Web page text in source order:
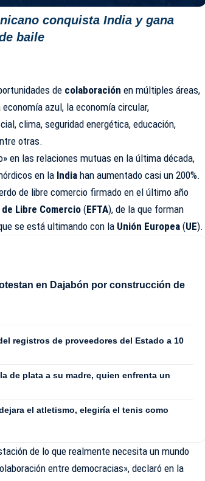
conquista India y gana
baile
de colaboración en múltiples áreas,
azul, la economía circular,
clima, seguridad energética, educación,
otras.
en las relaciones mutuas en la última década,
en la India han aumentado casi un 200%.
de libre comercio firmado en el último año
Libre Comercio(EFTA), de la que forman
se está ultimando con la Unión Europea (UE).
en Dajabón por construcción de
registros de proveedores del Estado a 10
de plata a su madre, quien enfrenta un
el atletismo, elegiría el tenis como
de lo que realmente necesita un mundo
entre democracias», declaró en la